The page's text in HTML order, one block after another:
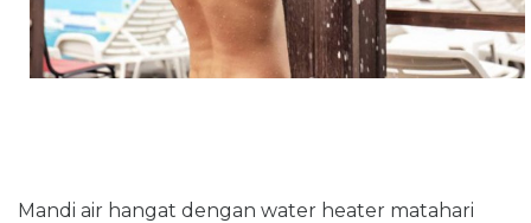
Mandi air hangat dengan water heater matahari